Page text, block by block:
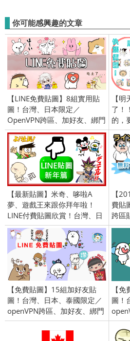
你可能感興趣的文章
【LINE免費貼圖】8組實用貼
圖！台灣、日本限定／
OpenVPN跨區、加好友、綁門
號／2024/11/5
【
了！
的，
家」
【最新貼圖】米奇、哆啦A
夢、遊戲王來跟你拜年啦！
LINE付費貼圖欣賞！台灣、日
本、泰國限定／openVPN跨區
／2015/12/31
【
費貼
跨區
【免費貼圖】15組加好友貼
圖！台灣、日本、泰國限定／
openVPN跨區、加好友、綁門
號／2018/11/06
【
圖！
號／